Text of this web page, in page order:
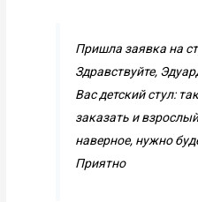
Пришла заявка на
Здравствуйте,
Вас детский стул:
заказать и
наверное, нужно
Приятно